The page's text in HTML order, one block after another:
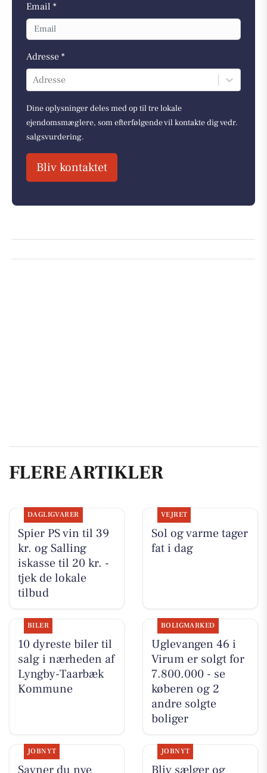
Email *
Adresse *
Adresse
Dine oplysninger deles med op til tre lokale
ejendomsmæglere, som efterfølgende vil kontakte dig vedr.
salgsvurdering.
Bliv kontaktet
FLERE ARTIKLER
DAGLIGVARER
Spier PS vin til 39
kr. og Salling
iskasse til 20 kr. -
tjek de lokale
tilbud
VEJRET
Sol og varme tager
fat i dag
BILER
10 dyreste biler til
salg i nærheden af
Lyngby-Taarbæk
Kommune
BOLIGMARKED
Uglevangen 46 i
Virum er solgt for
7.800.000 - se
køberen og 2
andre solgte
boliger
JOBNYT JOBNYT